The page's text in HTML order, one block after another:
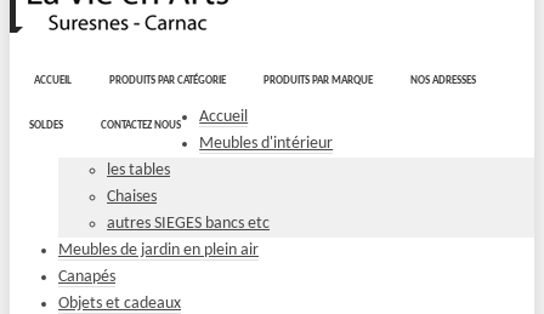
ACCUEIL PRODUITS PAR CATÉGORIE PRODUITS PAR MARQUE NOS ADRESSES
SOLDES CONTACTEZ NOUS
Accueil
Meubles d'intérieur
les tables
Chaises
autres SIEGES bancs etc
Meubles de jardin en plein air
Canapés
Objets et cadeaux